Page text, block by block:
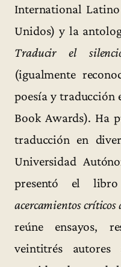
International
Unidos) y la
Traducir el
(igualmente
poesía y traducción
Book Awards). Ha
traducción en
Universidad
presentó el
acercamientos
reúne ensayos,
veintitrés